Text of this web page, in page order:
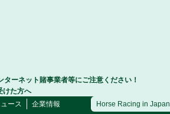
ターネット賭事業者等にご注意ください！
けた方へ
ース 企業情報 Horse Racing in Japan